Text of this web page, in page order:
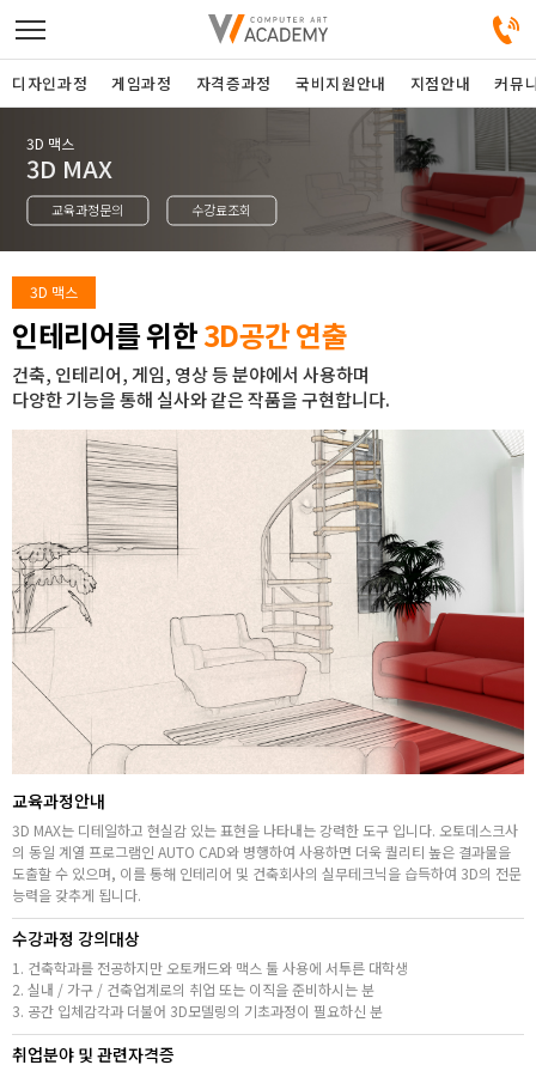
디자인정규과정
디자인단과과정
게임과정
자격증과정
커뮤니티
취업지원센터
고객상담센터
아카데미소개
지점별 홈페이지
디자인과정 게임과정 자격증과정 국비지원안내 지점안내 커뮤
3D 맥스
3D MAX
교육과정문의 수강료조회
3D 맥스
인테리어를 위한3D공간 연출
건축, 인테리어, 게임, 영상 등 분야에서 사용하며
다양한 기능을 통해 실사와 같은 작품을 구현합니다.
교육과정안내
3D MAX는 디테일하고 현실감 있는 표현을 나타내는 강력한 도구 입니다. 오토데스크사
의 동일 계열 프로그램인 AUTO CAD와 병행하여 사용하면 더욱 퀄리티 높은 결과물을
도출할 수 있으며, 이를 통해 인테리어 및 건축회사의 실무테크닉을 습득하여 3D의 전문
능력을 갖추게 됩니다.
수강과정 강의대상
1. 건축학과를 전공하지만 오토캐드와 맥스 툴 사용에 서투른 대학생
2. 실내 / 가구 / 건축업계로의 취업 또는 이직을 준비하시는 분
3. 공간 입체감각과 더불어 3D모델링의 기초과정이 필요하신 분
취업분야 및 관련자격증